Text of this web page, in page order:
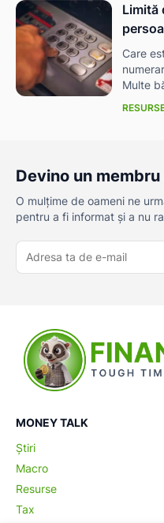
Limită
Care
Multe
Devino un
O mulțime de oameni ne
pentru a fi informat și a nu
MONEY TALK
Știri
Macro
Resurse
Tax